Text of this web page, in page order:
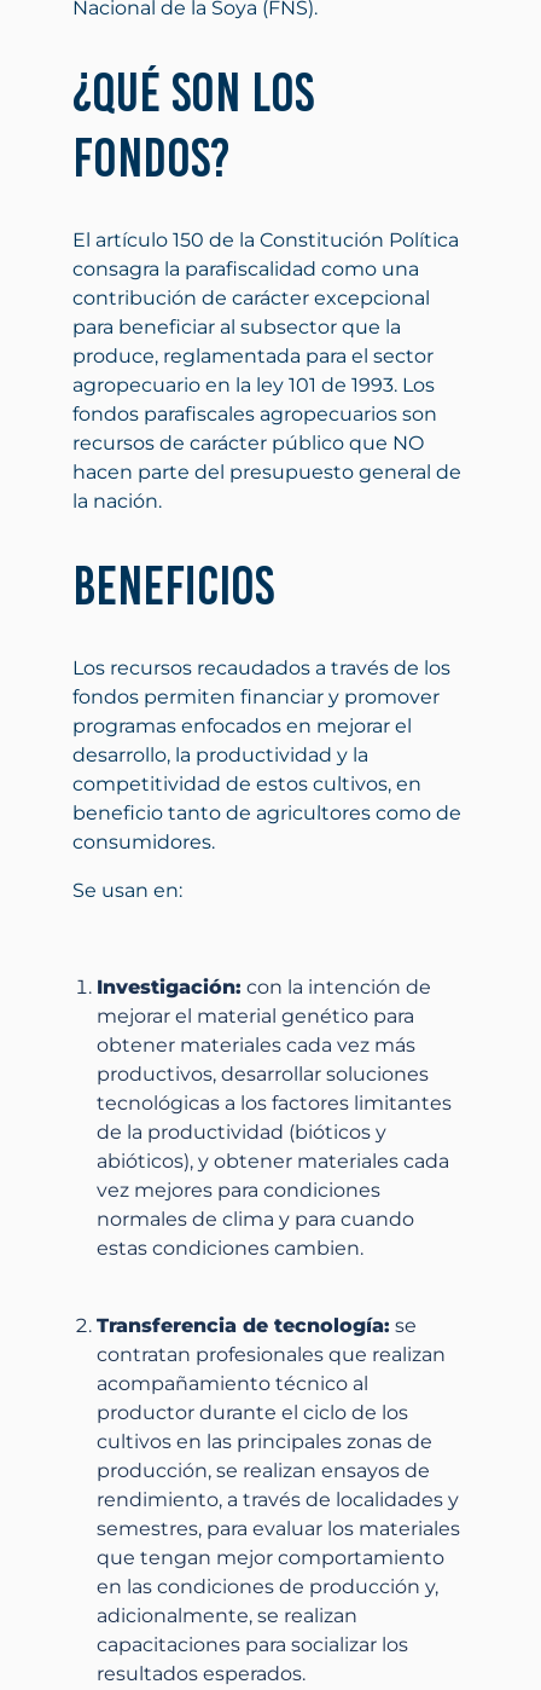
Nacional de la Soya (FNS).
¿Qué son los
fondos?
El artículo 150 de la Constitución Política
consagra la parafiscalidad como una
contribución de carácter excepcional
para beneficiar al subsector que la
produce, reglamentada para el sector
agropecuario en la ley 101 de 1993. Los
fondos parafiscales agropecuarios son
recursos de carácter público que NO
hacen parte del presupuesto general de
la nación.
Beneficios
Los recursos recaudados a través de los
fondos permiten financiar y promover
programas enfocados en mejorar el
desarrollo, la productividad y la
competitividad de estos cultivos, en
beneficio tanto de agricultores como de
consumidores.
Se usan en:
Investigación: con la intención de
mejorar el material genético para
obtener materiales cada vez más
productivos, desarrollar soluciones
tecnológicas a los factores limitantes
de la productividad (bióticos y
abióticos), y obtener materiales cada
vez mejores para condiciones
normales de clima y para cuando
estas condiciones cambien.
Transferencia de tecnología: se
contratan profesionales que realizan
acompañamiento técnico al
productor durante el ciclo de los
cultivos en las principales zonas de
producción, se realizan ensayos de
rendimiento, a través de localidades y
semestres, para evaluar los materiales
que tengan mejor comportamiento
en las condiciones de producción y,
adicionalmente, se realizan
capacitaciones para socializar los
resultados esperados.